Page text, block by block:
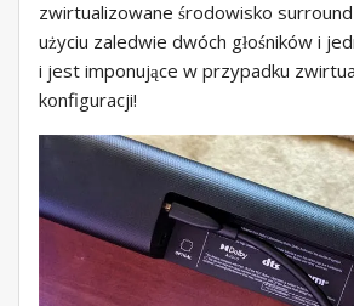
zwirtualizowane środowisko
użyciu zaledwie dwóch głośników i
i jest imponujące w przypadku
konfiguracji!